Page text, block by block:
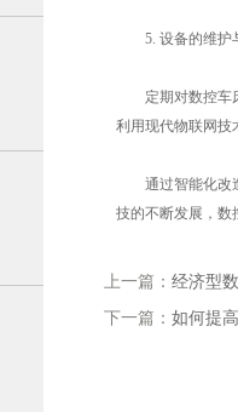
5. 设备的维护
定期对数控车床
利用现代物联网技
通过智能化改造
技的不断发展，数
上一篇： 经济型
下一篇： 如何提